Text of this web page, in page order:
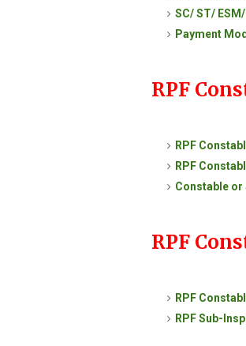
SC/ ST/
Payment
RPF
RPF
RPF
Constable or
RPF
RPF
RPF Sub-